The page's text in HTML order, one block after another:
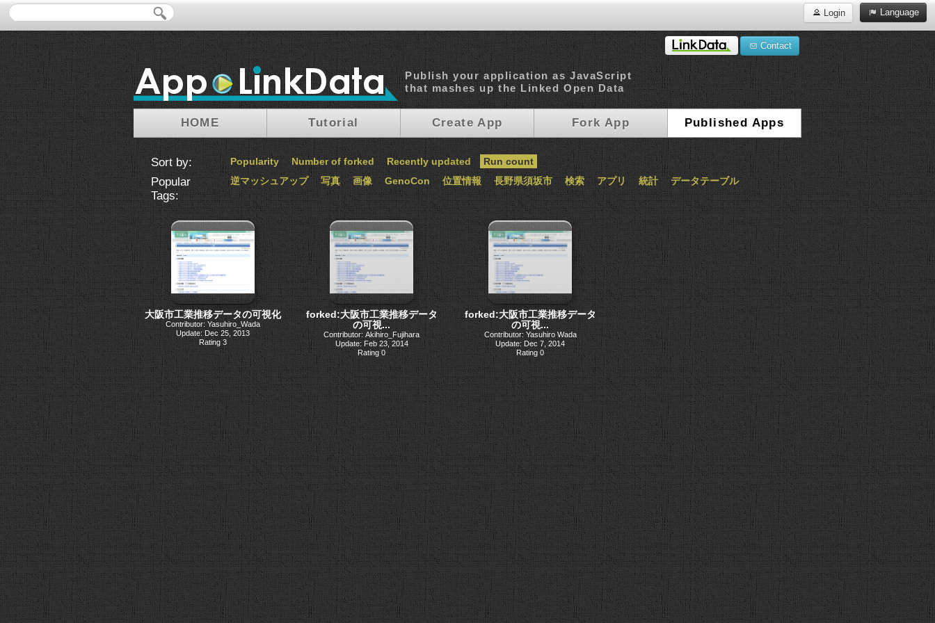
Language
Login
Publish your application as JavaScript
that mashes up the Linked Open Data
Contact
HOME Tutorial Create App Fork App Published Apps
Sort by: Popularity Number of forked Recently updated Run count
Popular
Tags:
逆マッシュアップ 写真 画像 GenoCon 位置情報 長野県須坂市 検索 アプリ 統計 データテーブル
大阪市工業推移データの可視化
Contributor: Yasuhiro_Wada
Update: Dec 25, 2013
Rating 3
forked:大阪市工業推移データ
の可視...
Contributor: Akihiro_Fujihara
Update: Feb 23, 2014
Rating 0
forked:大阪市工業推移データ
の可視...
Contributor: Yasuhiro Wada
Update: Dec 7, 2014
Rating 0